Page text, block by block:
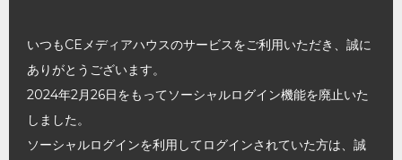
いつもCEメディアハウスのサービスをご利用いただき、誠に
ありがとうございます。
2024年2月26日をもってソーシャルログイン機能を廃止いた
しました。
ソーシャルログインを利用してログインされていた方は、誠